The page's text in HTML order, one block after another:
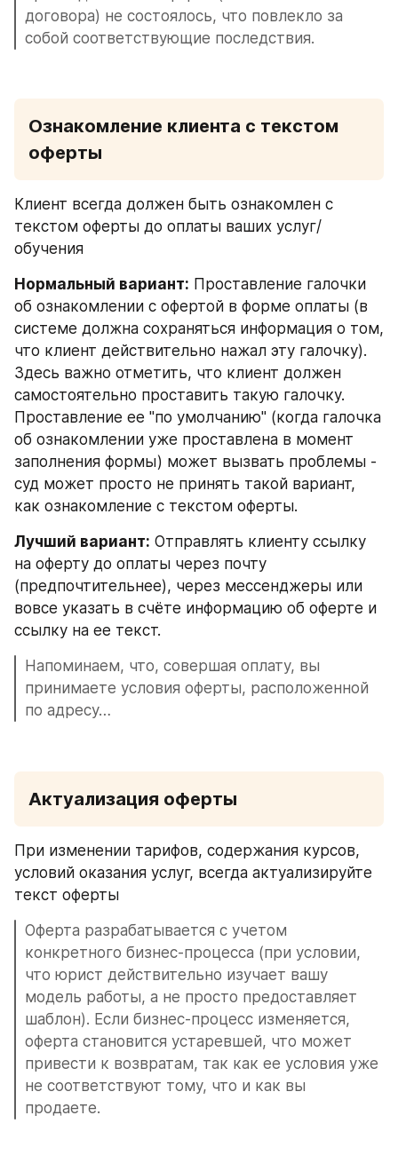
договора) не состоялось, что повлекло за
собой соответствующие последствия.
Ознакомление клиента с текстом
оферты
Клиент всегда должен быть ознакомлен с
текстом оферты до оплаты ваших услуг/
обучения
Нормальный вариант: Проставление галочки
об ознакомлении с офертой в форме оплаты (в
системе должна сохраняться информация о том,
что клиент действительно нажал эту галочку).
Здесь важно отметить, что клиент должен
самостоятельно проставить такую галочку.
Проставление ее "по умолчанию" (когда галочка
об ознакомлении уже проставлена в момент
заполнения формы) может вызвать проблемы -
суд может просто не принять такой вариант,
как ознакомление с текстом оферты.
Лучший вариант: Отправлять клиенту ссылку
на оферту до оплаты через почту
(предпочтительнее), через мессенджеры или
вовсе указать в счёте информацию об оферте и
ссылку на ее текст.
Напоминаем, что, совершая оплату, вы
принимаете условия оферты, расположенной
по адресу…
Актуализация оферты
При изменении тарифов, содержания курсов,
условий оказания услуг, всегда актуализируйте
текст оферты
Оферта разрабатывается с учетом
конкретного бизнес-процесса (при условии,
что юрист действительно изучает вашу
модель работы, а не просто предоставляет
шаблон). Если бизнес-процесс изменяется,
оферта становится устаревшей, что может
привести к возвратам, так как ее условия уже
не соответствуют тому, что и как вы
продаете.